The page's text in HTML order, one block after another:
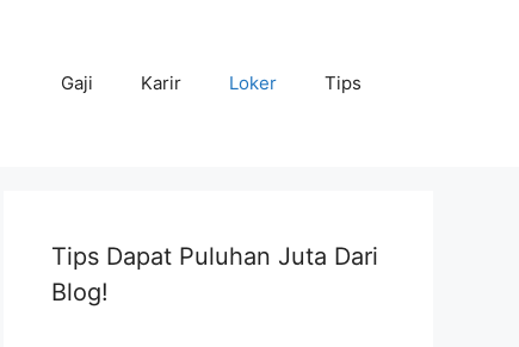
Gaji Karir Loker Tips
Tips Dapat Puluhan Juta Dari
Blog!